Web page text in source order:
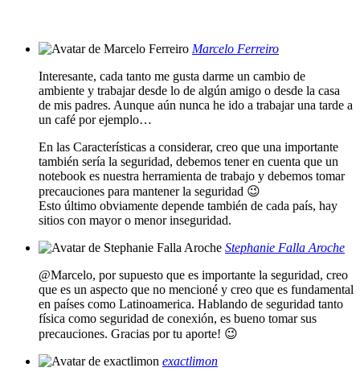
Marcelo Ferreiro
Interesante, cada tanto me gusta darme un cambio de
ambiente y trabajar desde lo de algún amigo o desde la casa
de mis padres. Aunque aún nunca he ido a trabajar una tarde a
un café por ejemplo…
En las Características a considerar, creo que una importante
también sería la seguridad, debemos tener en cuenta que un
notebook es nuestra herramienta de trabajo y debemos tomar
precauciones para mantener la seguridad 😉
Esto último obviamente depende también de cada país, hay
sitios con mayor o menor inseguridad.
Stephanie Falla Aroche
@Marcelo, por supuesto que es importante la seguridad, creo
que es un aspecto que no mencioné y creo que es fundamental
en países como Latinoamerica. Hablando de seguridad tanto
física como seguridad de conexión, es bueno tomar sus
precauciones. Gracias por tu aporte! 😉
exactlimon